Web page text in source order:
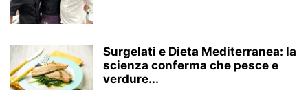
Surgelati e Dieta Mediterranea: la
scienza conferma che pesce e
verdure...